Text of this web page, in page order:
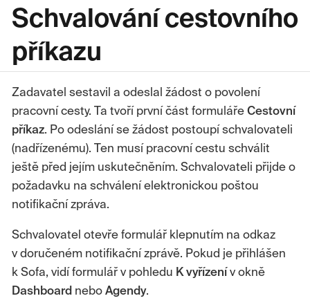
Schvalování cestovního
příkazu
Zadavatel sestavil a odeslal žádost o povolení
pracovní cesty. Ta tvoří první část formuláře Cestovní
příkaz. Po odeslání se žádost postoupí schvalovateli
(nadřízenému). Ten musí pracovní cestu schválit
ještě před jejím uskutečněním. Schvalovateli přijde o
požadavku na schválení elektronickou poštou
notifikační zpráva.
Schvalovatel otevře formulář klepnutím na odkaz
v doručeném notifikační zprávě. Pokud je přihlášen
k Sofa, vidí formulář v pohledu K vyřízení v okně
Dashboard nebo Agendy.